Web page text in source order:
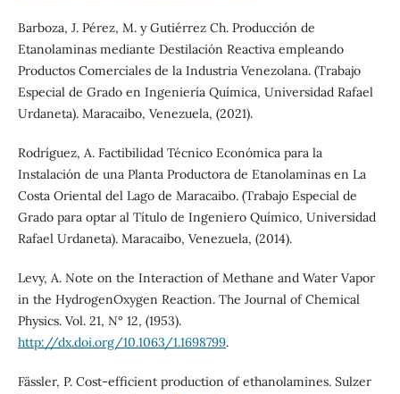
Barboza, J. Pérez, M. y Gutiérrez Ch. Producción de
Etanolaminas mediante Destilación Reactiva empleando
Productos Comerciales de la Industria Venezolana. (Trabajo
Especial de Grado en Ingeniería Química, Universidad Rafael
Urdaneta). Maracaibo, Venezuela, (2021).
Rodríguez, A. Factibilidad Técnico Económica para la
Instalación de una Planta Productora de Etanolaminas en La
Costa Oriental del Lago de Maracaibo. (Trabajo Especial de
Grado para optar al Título de Ingeniero Químico, Universidad
Rafael Urdaneta). Maracaibo, Venezuela, (2014).
Levy, A. Note on the Interaction of Methane and Water Vapor
in the HydrogenOxygen Reaction. The Journal of Chemical
Physics. Vol. 21, N° 12, (1953).
http://dx.doi.org/10.1063/1.1698799.
Fässler, P. Cost-efficient production of ethanolamines. Sulzer